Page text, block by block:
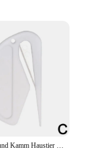
Neue Katze Hund Kamm Haustier offenen Knoten Kamm Katze Welpen Haar Fell Schuppen Pflege Trimmer Kamm Kamm Katze Bürste